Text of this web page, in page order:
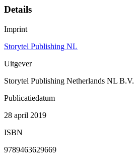
Details
Imprint
Storytel Publishing NL
Uitgever
Storytel Publishing Netherlands NL B.V.
Publicatiedatum
28 april 2019
ISBN
9789463629669